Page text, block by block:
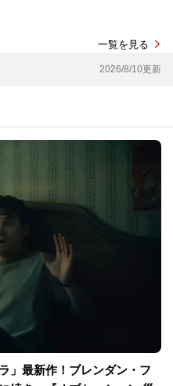
一覧を見る
2026/8/10更新
」最新作！ブレンダン・フ